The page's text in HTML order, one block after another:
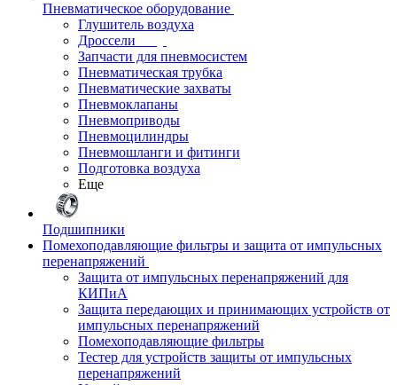
Пневматическое оборудование
Глушитель воздуха
Дроссели
Запчасти для пневмосистем
Пневматическая трубка
Пневматические захваты
Пневмоклапаны
Пневмоприводы
Пневмоцилиндры
Пневмошланги и фитинги
Подготовка воздуха
Еще
Подшипники
Помехоподавляющие фильтры и защита от импульсных
перенапряжений
Защита от импульсных перенапряжений для
КИПиА
Защита передающих и принимающих устройств от
импульсных перенапряжений
Помехоподавляющие фильтры
Тестер для устройств защиты от импульсных
перенапряжений